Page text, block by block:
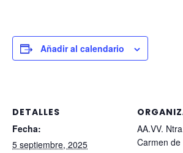
Añadir al calendario
DETALLES
Fecha:
5 septiembre, 2025
AA.VV.
Carmen